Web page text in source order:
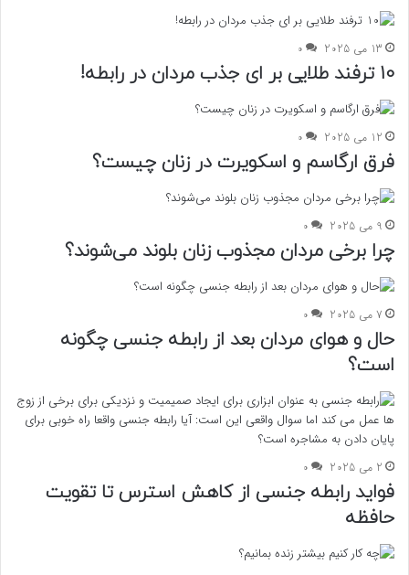
13 می 2025 0
10 ترفند طلایی بر ای جذب مردان در رابطه!
12 می 2025 0
فرق ارگاسم و اسکویرت در زنان چیست؟
9 می 2025 0
چرا برخی مردان مجذوب زنان بلوند می‌شوند؟
7 می 2025 0
حال و هوای مردان بعد از رابطه جنسی چگونه
است؟
2 می 2025 0
فواید رابطه جنسی از کاهش استرس تا تقویت
حافظه